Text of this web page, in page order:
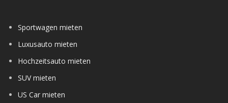
Sportwagen mieten
Luxusauto mieten
Hochzeitsauto mieten
SUV mieten
US Car mieten